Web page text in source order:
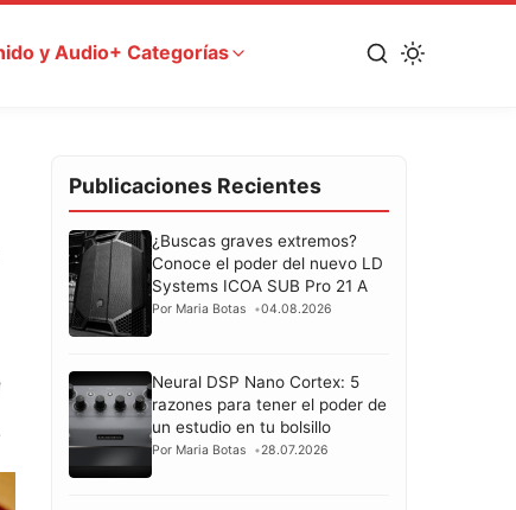
y Audio+ Categorías
Publicaciones Recientes
¿Buscas graves extremos?
Conoce el poder del nuevo LD
Systems ICOA SUB Pro 21 A
Por Maria Botas 04.08.2026
Neural DSP Nano Cortex: 5
razones para tener el poder de
un estudio en tu bolsillo
Por Maria Botas 28.07.2026